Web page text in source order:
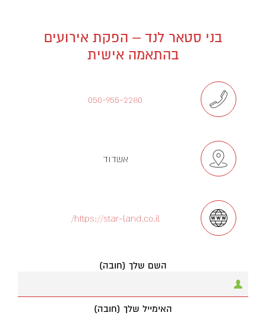
בני סטאר לנד – הפקת אירועים
בהתאמה אישית
050-955-2280
אשדוד
https://star-land.co.il/
השם שלך (חובה)
האימייל שלך (חובה)